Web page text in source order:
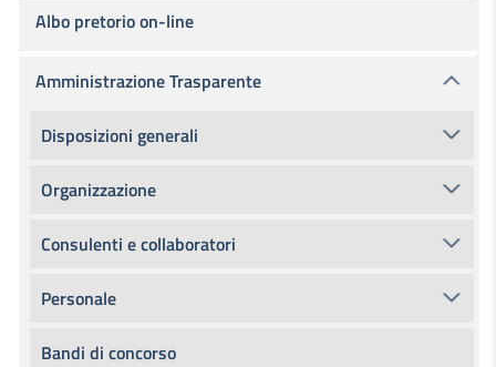
Albo pretorio on-line
Amministrazione Trasparente
Disposizioni generali
Organizzazione
Consulenti e collaboratori
Personale
Bandi di concorso